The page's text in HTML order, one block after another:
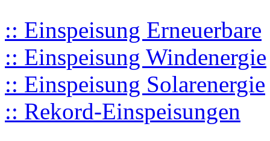
:: Einspeisung Erneuerbare
:: Einspeisung Windenergie
:: Einspeisung Solarenergie
:: Rekord-Einspeisungen